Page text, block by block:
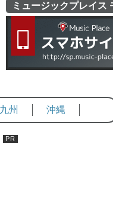
ミュージックプレイス
九州 沖縄